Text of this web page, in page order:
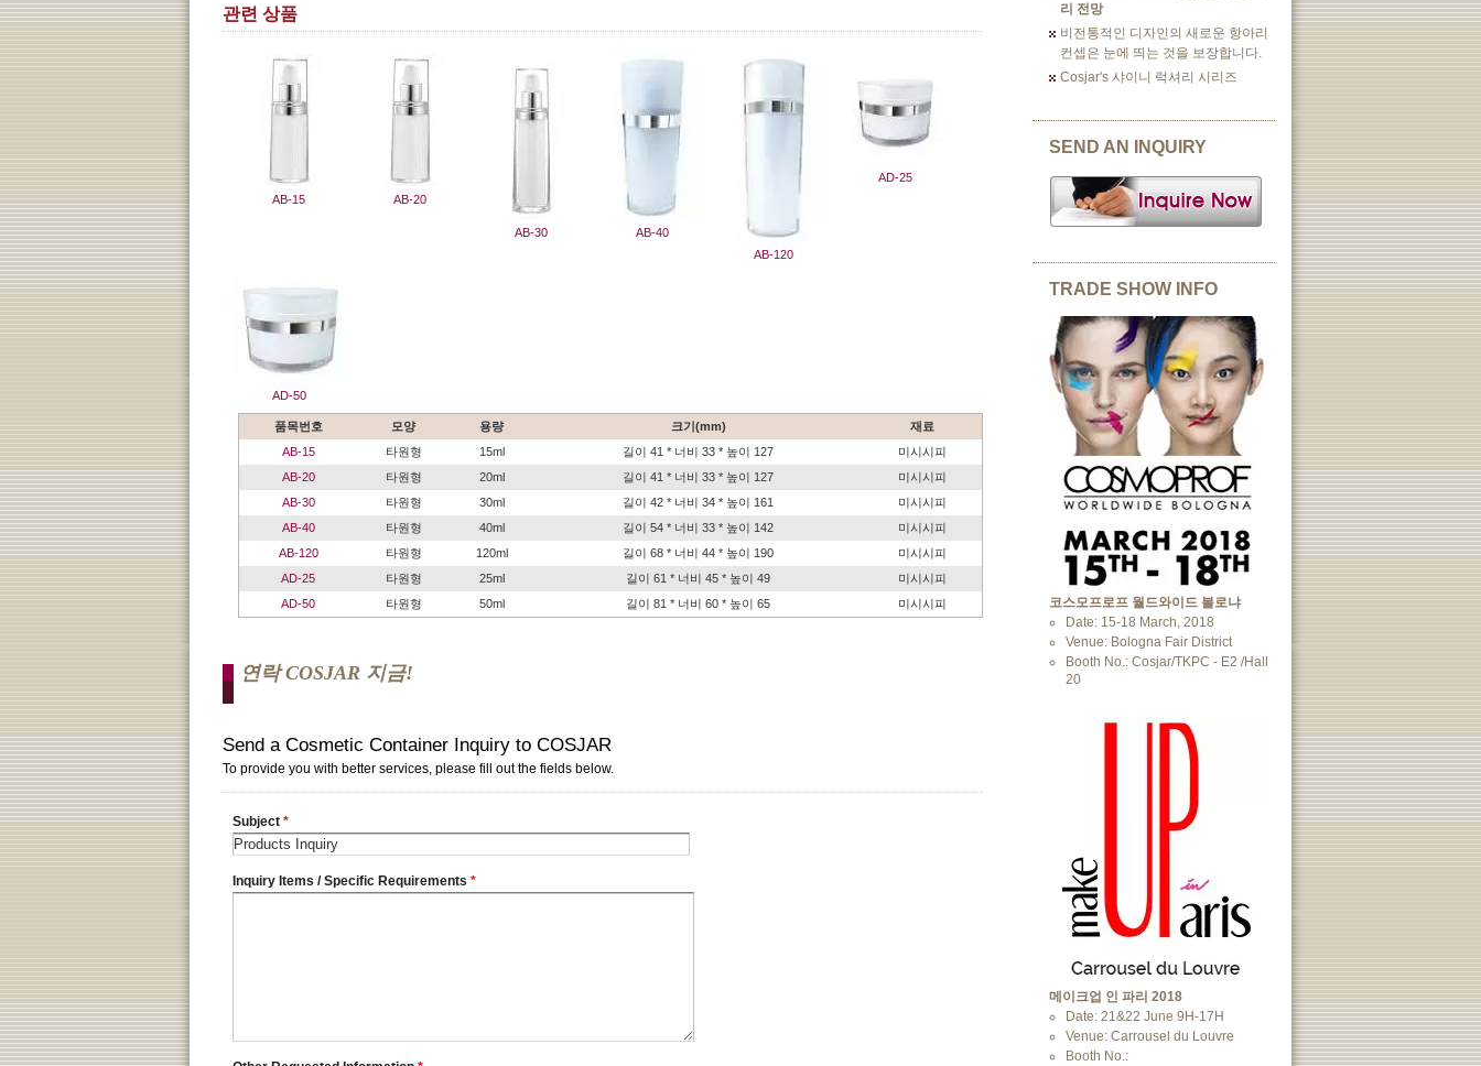
관련 상품
AB-15 AB-20
AB-30
AB-40
AB-120
AD-25
AD-50
품목번호 모양 용량 크기(mm)
재료
AB-15
타원형 15ml 길이 41 * 너비 33 * 높이 127
미시시피
AB-20
타원형 20ml 길이 41 * 너비 33 * 높이 127
미시시피
AB-30
타원형 30ml 길이 42 * 너비 34 * 높이 161
미시시피
AB-40
타원형 40ml 길이 54 * 너비 33 * 높이 142
미시시피
AB-120
타원형 120ml 길이 68 * 너비 44 * 높이 190
미시시피
AD-25
타원형 25ml 길이 61 * 너비 45 * 높이 49
미시시피
AD-50
타원형 50ml 길이 81 * 너비 60 * 높이 65 미시시피
연락 COSJAR 지금!
리 전망
비전통적인 디자인의 새로운 항아리
컨셉은 눈에 띄는 것을 보장합니다.
Cosjar's 샤이니 럭셔리 시리즈
SEND AN INQUIRY
TRADE SHOW INFO
코스모프로프 월드와이드 볼로냐
Date: 15-18 March, 2018
Venue: Bologna Fair District
Booth No.: Cosjar/TKPC - E2 /Hall
20
메이크업 인 파리 2018
Date: 21&22 June 9H-17H
Venue: Carrousel du Louvre
Booth No.: